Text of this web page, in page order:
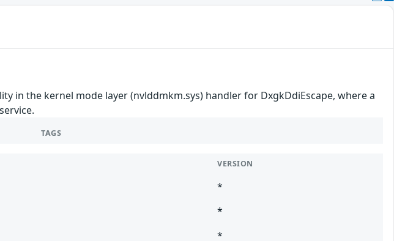
in the kernel mode layer (nvlddmkm.sys) handler for DxgkDdiEscape, where a
TAGS
VERSION
*
*
*